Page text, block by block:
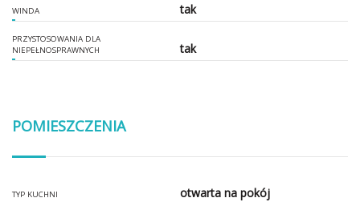
WINDA tak
PRZYSTOSOWANIA DLA
NIEPEŁNOSPRAWNYCH
tak
POMIESZCZENIA
TYP KUCHNI otwarta na pokój